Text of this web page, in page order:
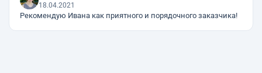
18.04.2021
Рекомендую Ивана как приятного и порядочного заказчика!